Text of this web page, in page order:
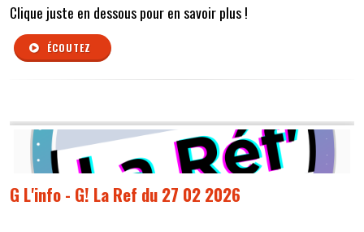
Clique juste en dessous pour en savoir plus !
ÉCOUTEZ
G L'info - G! La Ref du 27 02 2026